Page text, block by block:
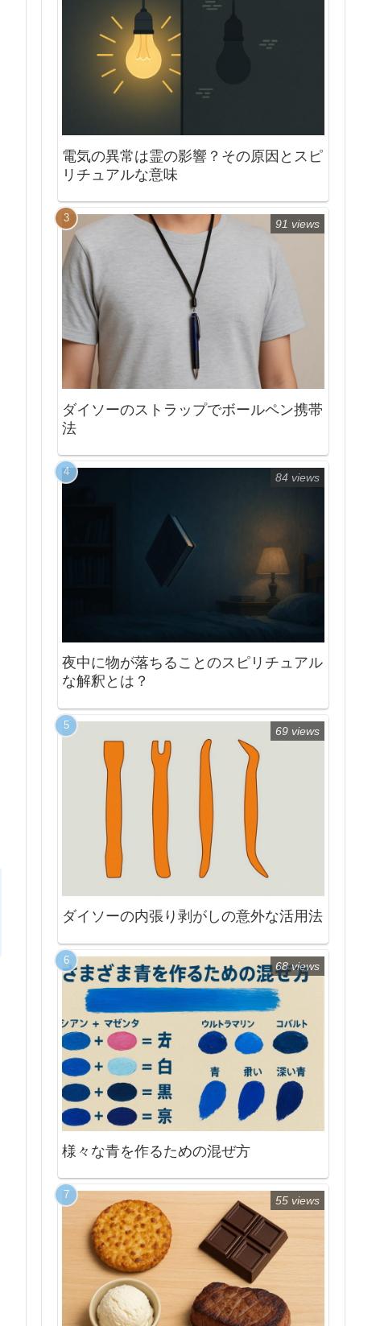
電気の異常は霊の影響？その原因とスピ
リチュアルな意味
ダイソーのストラップでボールペン携帯
法
91 views
夜中に物が落ちることのスピリチュアル
な解釈とは？
84 views
ダイソーの内張り剥がしの意外な活用法
69 views
様々な青を作るための混ぜ方
68 views
55 views